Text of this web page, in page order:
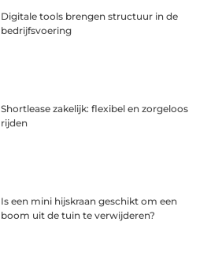
Digitale tools brengen structuur in de
bedrijfsvoering
Shortlease zakelijk: flexibel en zorgeloos
rijden
Is een mini hijskraan geschikt om een
boom uit de tuin te verwijderen?